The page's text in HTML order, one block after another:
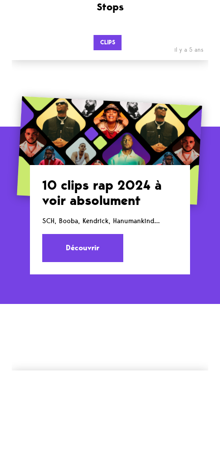
Stops
CLIPS
il y a 5 ans
10 clips rap 2024 à
voir absolument
SCH, Booba, Kendrick, Hanumankind…
Découvrir